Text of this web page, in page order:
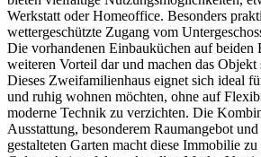
Werkstatt oder Homeoffice. Besonders
wettergeschützte Zugang vom
Die vorhandenen Einbauküchen auf beiden
weiteren Vorteil dar und machen das Objekt
Dieses Zweifamilienhaus eignet sich ideal
und ruhig wohnen möchten, ohne auf
moderne Technik zu verzichten. Die
Ausstattung, besonderem Raumangebot
gestalteten Garten macht diese Immobilie zu